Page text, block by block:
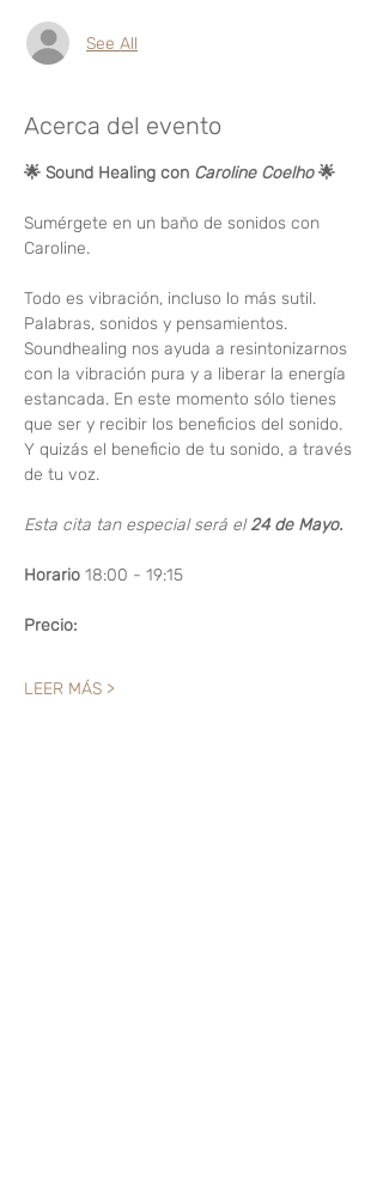
See All
Acerca del evento
🌟 Sound Healing con Caroline Coelho 🌟
Sumérgete en un baño de sonidos con
Caroline.
Todo es vibración, incluso lo más sutil.
Palabras, sonidos y pensamientos.
Soundhealing nos ayuda a resintonizarnos
con la vibración pura y a liberar la energía
estancada. En este momento sólo tienes
que ser y recibir los beneficios del sonido.
Y quizás el beneficio de tu sonido, a través
de tu voz.
Esta cita tan especial será el 24 de Mayo.
Horario 18:00 - 19:15
Precio:
LEER MÁS >